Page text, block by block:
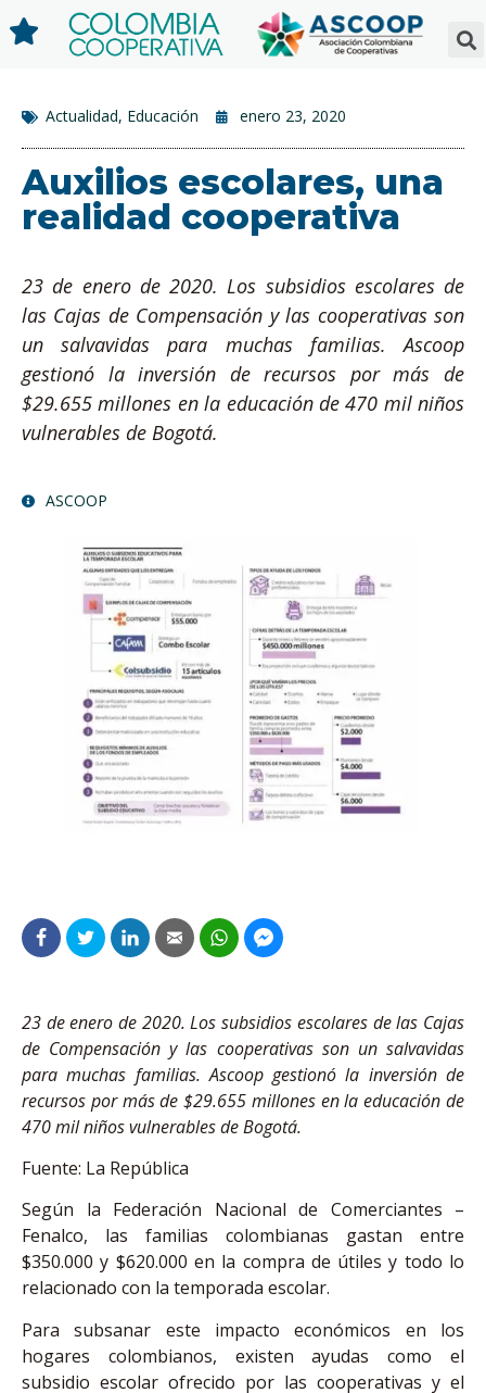
Actualidad, Educación enero 23, 2020
Auxilios escolares, una
realidad cooperativa
23 de enero de 2020. Los subsidios escolares de
las Cajas de Compensación y las cooperativas son
un salvavidas para muchas familias. Ascoop
gestionó la inversión de recursos por más de
$29.655 millones en la educación de 470 mil niños
vulnerables de Bogotá.
ASCOOP
23 de enero de 2020. Los subsidios escolares de las Cajas
de Compensación y las cooperativas son un salvavidas
para muchas familias. Ascoop gestionó la inversión de
recursos por más de $29.655 millones en la educación de
470 mil niños vulnerables de Bogotá.
Fuente: La República
Según la Federación Nacional de Comerciantes –
Fenalco, las familias colombianas gastan entre
$350.000 y $620.000 en la compra de útiles y todo lo
relacionado con la temporada escolar.
Para subsanar este impacto económicos en los
hogares colombianos, existen ayudas como el
subsidio escolar ofrecido por las cooperativas y el